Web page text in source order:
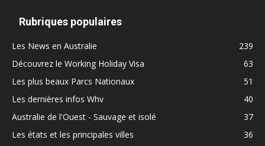
Rubriques populaires
Les News en Australie
239
Découvrez le Working Holiday Visa
63
Les plus beaux Parcs Nationaux
51
Les dernières infos Whv
40
Australie de l'Ouest - Sauvage et isolé
37
Les états et les principales villes
36